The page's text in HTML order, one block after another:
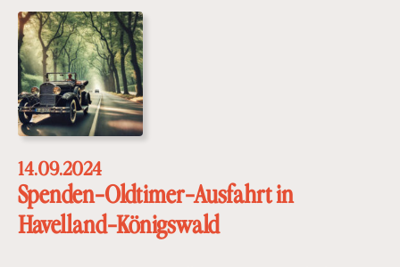
14.09.2024
Spenden-Oldtimer-Ausfahrt in
Havelland-Königswald